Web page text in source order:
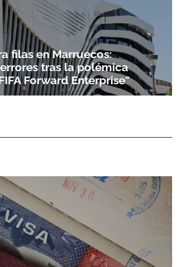
filas en Marruecos:
tras la polémica
Forward Enterprise"